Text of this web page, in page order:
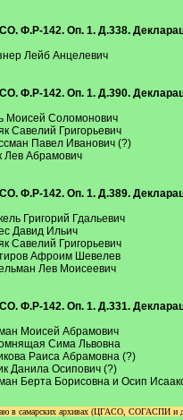
Ф.Р-142. Оп. 1. Д.338.
Лейб Анцелевич
Ф.Р-142. Оп. 1. Д.390.
Моисей Соломонович
Савелий Григорьевич
Павел Иванович (?)
Лев Абрамович
Ф.Р-142. Оп. 1. Д.389.
Григорий Гдальевич
Давид Ильич
Савелий Григорьевич
Афроим Шевелев
Лев Моисеевич
Ф.Р-142. Оп. 1. Д.331.
Моисей Абрамович
Сима Львовна
Раиса Абрамовна (?)
Данила Осипович (?)
Берта Борисовна и Осип
в самарских архивах (ЦГАСО, СОГАСПИ и